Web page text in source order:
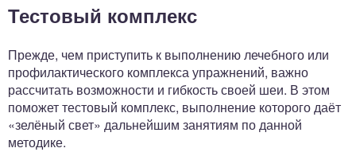
Тестовый комплекс
Прежде, чем приступить к выполнению лечебного или
профилактического комплекса упражнений, важно
рассчитать возможности и гибкость своей шеи. В этом
поможет тестовый комплекс, выполнение которого даёт
«зелёный свет» дальнейшим занятиям по данной
методике.